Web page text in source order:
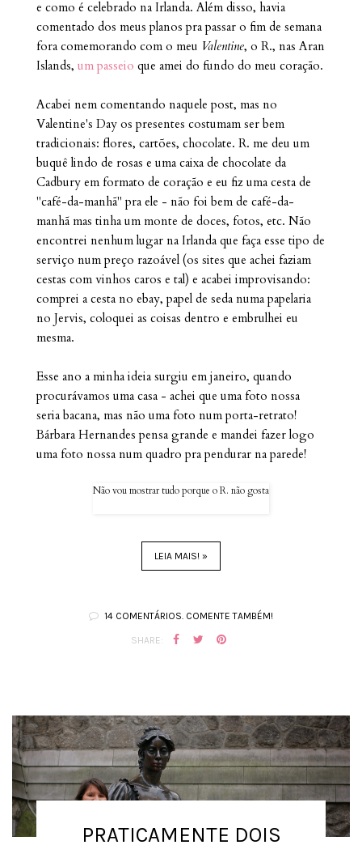
e como é celebrado na Irlanda. Além disso, havia
comentado dos meus planos pra passar o fim de semana
fora comemorando com o meu Valentine, o R., nas Aran
Islands, um passeio que amei do fundo do meu coração.
Acabei nem comentando naquele post, mas no
Valentine's Day os presentes costumam ser bem
tradicionais: flores, cartões, chocolate. R. me deu um
buquê lindo de rosas e uma caixa de chocolate da
Cadbury em formato de coração e eu fiz uma cesta de
"café-da-manhã" pra ele - não foi bem de café-da-
manhã mas tinha um monte de doces, fotos, etc. Não
encontrei nenhum lugar na Irlanda que faça esse tipo de
serviço num preço razoável (os sites que achei faziam
cestas com vinhos caros e tal) e acabei improvisando:
comprei a cesta no ebay, papel de seda numa papelaria
no Jervis, coloquei as coisas dentro e embrulhei eu
mesma.
Esse ano a minha ideia surgiu em janeiro, quando
procurávamos uma casa - achei que uma foto nossa
seria bacana, mas não uma foto num porta-retrato!
Bárbara Hernandes pensa grande e mandei fazer logo
uma foto nossa num quadro pra pendurar na parede!
Não vou mostrar tudo porque o R. não gosta
LEIA MAIS! »
14 COMENTÁRIOS. COMENTE TAMBÉM!
SHARE:
PRATICAMENTE DOIS